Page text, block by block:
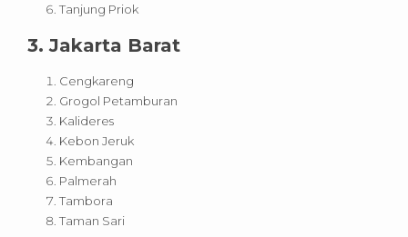
Tanjung Priok
3. Jakarta Barat
Cengkareng
Grogol Petamburan
Kalideres
Kebon Jeruk
Kembangan
Palmerah
Tambora
Taman Sari